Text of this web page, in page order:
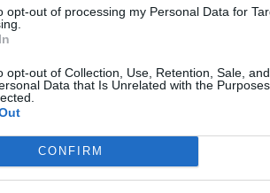
opt-out of processing my Personal Data for
opt-out of Collection, Use, Retention, Sale,
Data that Is Unrelated with the
CONFIRM
Nyderlanduose apgynė